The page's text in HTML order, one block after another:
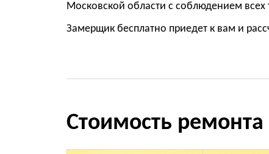
Московской области с соблюдением всех
Замерщик бесплатно приедет к вам и
Стоимость